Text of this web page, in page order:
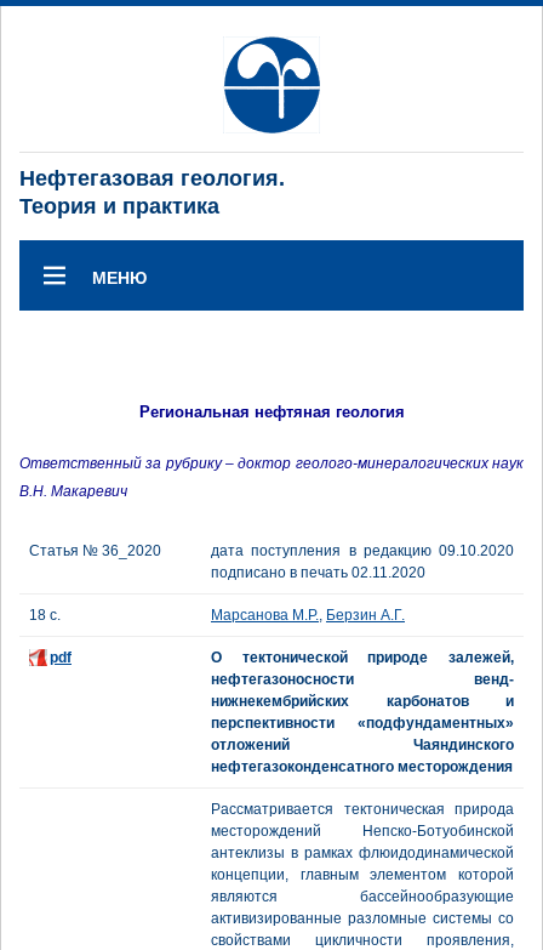
Нефтегазовая геология.
Теория и практика
МЕНЮ
Региональная нефтяная геология
Ответственный за рубрику – доктор геолого-минералогических наук
В.Н. Макаревич
Статья № 36_2020
дата поступления в редакцию 09.10.2020
подписано в печать 02.11.2020
18 с. Марсанова М.Р., Берзин А.Г.
pdf
О тектонической природе залежей,
нефтегазоносности венд-
нижнекембрийских карбонатов и
перспективности «подфундаментных»
отложений Чаяндинского
нефтегазоконденсатного месторождения
Рассматривается тектоническая природа
месторождений Непско-Ботуобинской
антеклизы в рамках флюидодинамической
концепции, главным элементом которой
являются бассейнообразующие
активизированные разломные системы со
свойствами цикличности проявления,